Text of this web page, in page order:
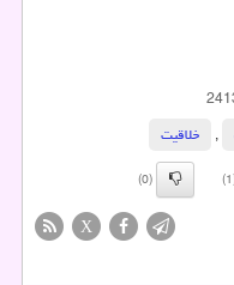
,
خلاقیت
(0)
X